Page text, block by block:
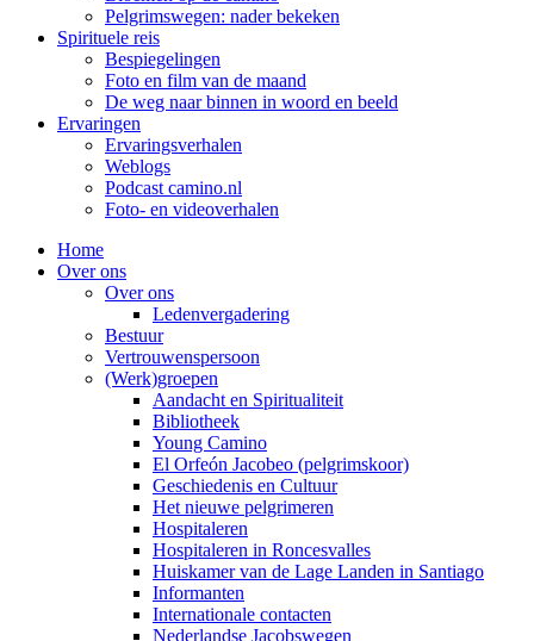
Pelgrimswegen: nader bekeken
Spirituele reis
Bespiegelingen
Foto en film van de maand
De weg naar binnen in woord en beeld
Ervaringen
Ervaringsverhalen
Weblogs
Podcast camino.nl
Foto- en videoverhalen
Home
Over ons
Over ons
Ledenvergadering
Bestuur
Vertrouwenspersoon
(Werk)groepen
Aandacht en Spiritualiteit
Bibliotheek
Young Camino
El Orfeón Jacobeo (pelgrimskoor)
Geschiedenis en Cultuur
Het nieuwe pelgrimeren
Hospitaleren
Hospitaleren in Roncesvalles
Huiskamer van de Lage Landen in Santiago
Informanten
Internationale contacten
Nederlandse Jacobswegen